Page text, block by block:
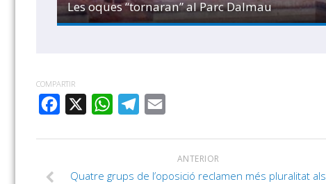
Les oques “tornaran” al Parc Dalmau
COMPARTIR
FACEBOOK
WHATSAPPTELEGRAM
ANTERIOR
Quatre grups de l’oposició reclamen més pluralitat als